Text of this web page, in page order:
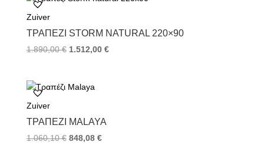
k
s
Zuiver
ΤΡΑΠΈΖΙ STORM NATURAL 220×90
1.890,00€ 1.512,00 €
Zuiver
ΤΡΑΠΈΖΙ MALAYA
1.060,10€ 848,08 €